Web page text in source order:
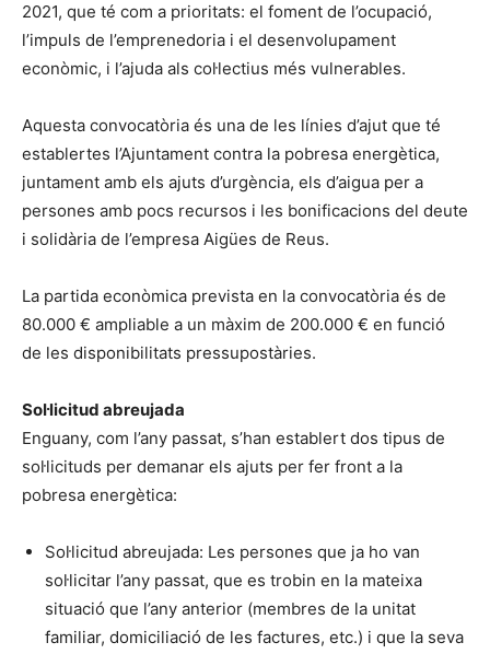
2021, que té com a prioritats: el foment de l’ocupació,
l’impuls de l’emprenedoria i el desenvolupament
econòmic, i l’ajuda als col·lectius més vulnerables.
Aquesta convocatòria és una de les línies d’ajut que té
establertes l’Ajuntament contra la pobresa energètica,
juntament amb els ajuts d’urgència, els d’aigua per a
persones amb pocs recursos i les bonificacions del deute
i solidària de l’empresa Aigües de Reus.
La partida econòmica prevista en la convocatòria és de
80.000 € ampliable a un màxim de 200.000 € en funció
de les disponibilitats pressupostàries.
Sol·licitud abreujada
Enguany, com l’any passat, s’han establert dos tipus de
sol·licituds per demanar els ajuts per fer front a la
pobresa energètica:
Sol·licitud abreujada: Les persones que ja ho van
sol·licitar l’any passat, que es trobin en la mateixa
situació que l’any anterior (membres de la unitat
familiar, domiciliació de les factures, etc.) i que la seva